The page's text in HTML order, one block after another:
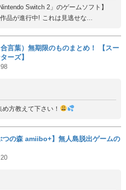
Switch 2」のゲームソフト】
品が進行中! これは見逃せな...
言葉）無期限のものまとめ！ 【スー
ーズ】
98
方教えて下さい！
つの森 amiibo+】無人島脱出ゲームの
20